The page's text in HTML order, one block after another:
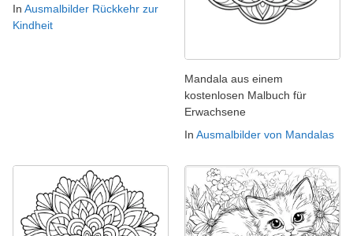
In Ausmalbilder Rückkehr zur
Kindheit
Mandala aus einem
kostenlosen Malbuch für
Erwachsene
In Ausmalbilder von Mandalas